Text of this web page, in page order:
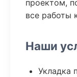
проектом,
все работы
Наши
Укладка